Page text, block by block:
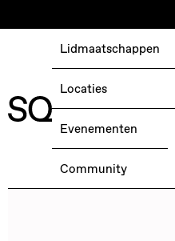
BOEK EEN GRATIS TESTDAG →
Lidmaatschappen
Locaties
Evenementen
Community